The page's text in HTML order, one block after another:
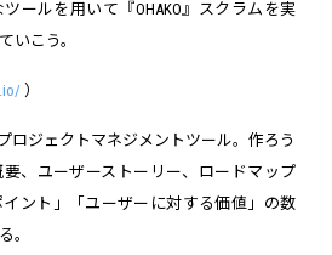
ールを用いて『OHAKO』スクラムを実
いこう。
）
ロジェクトマネジメントツール。作ろう
、ユーザーストーリー、ロードマップ
ント」「ユーザーに対する価値」の数
。